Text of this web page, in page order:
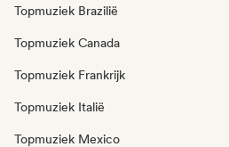
Topmuziek Brazilië
Topmuziek Canada
Topmuziek Frankrijk
Topmuziek Italië
Topmuziek Mexico